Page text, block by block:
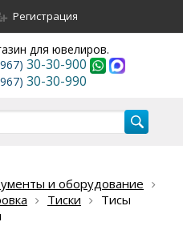
Регистрация
для ювелиров.
30-30-900
30-30-990
и оборудование
Тиски
Тисы